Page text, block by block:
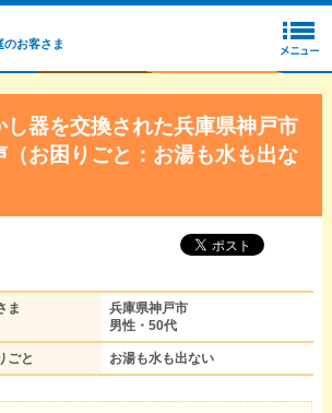
のお客さま
し器を交換された兵庫県神戸市
（お困りごと：お湯も水も出な
ま
兵庫県神戸市
男性・50代
ごと お湯も水も出ない